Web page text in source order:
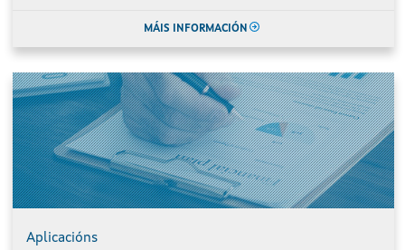
MÁIS INFORMACIÓN
Aplicacións